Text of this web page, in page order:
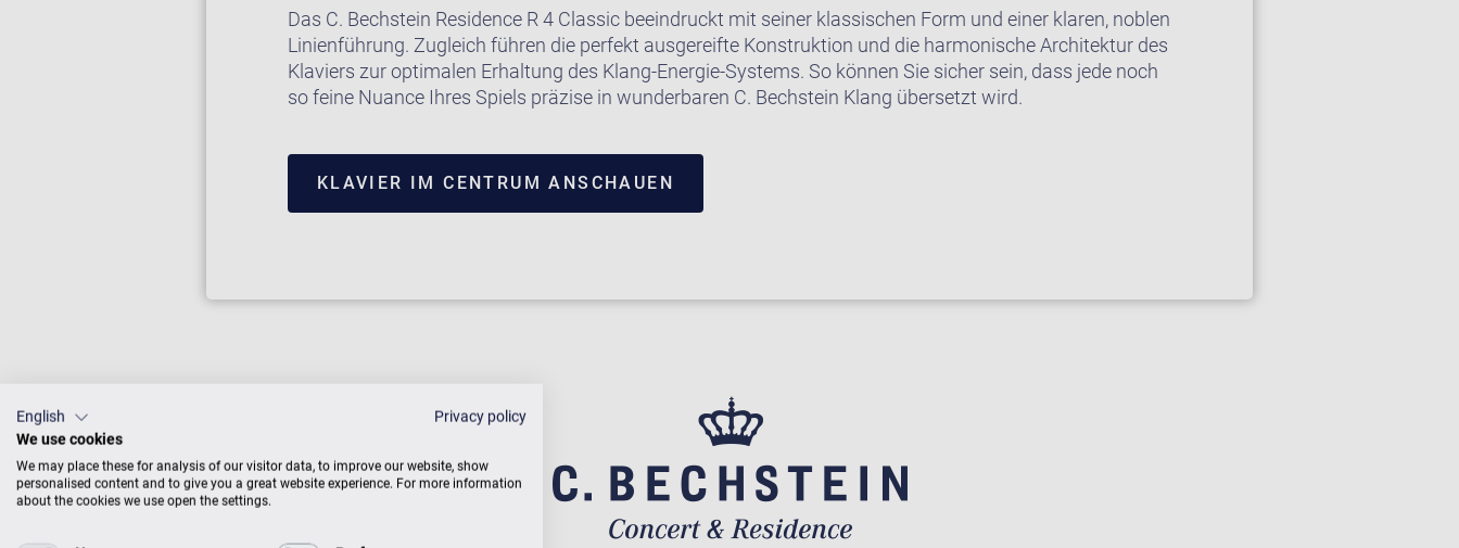
Das C. Bechstein Residence R 4 Classic beeindruckt mit seiner klassischen Form und einer klaren, noblen
Linienführung. Zugleich führen die perfekt ausgereifte Konstruktion und die harmonische Architektur des
Klaviers zur optimalen Erhaltung des Klang-Energie-Systems. So können Sie sicher sein, dass jede noch
so feine Nuance Ihres Spiels präzise in wunderbaren C. Bechstein Klang übersetzt wird.
KLAVIER IM CENTRUM ANSCHAUEN
English
Privacy policy
We use cookies
We may place these for analysis of our visitor data, to improve our website, show
personalised content and to give you a great website experience. For more information
about the cookies we use open the settings.